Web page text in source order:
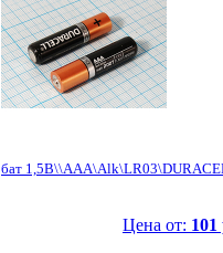
бат
Цена от: 101